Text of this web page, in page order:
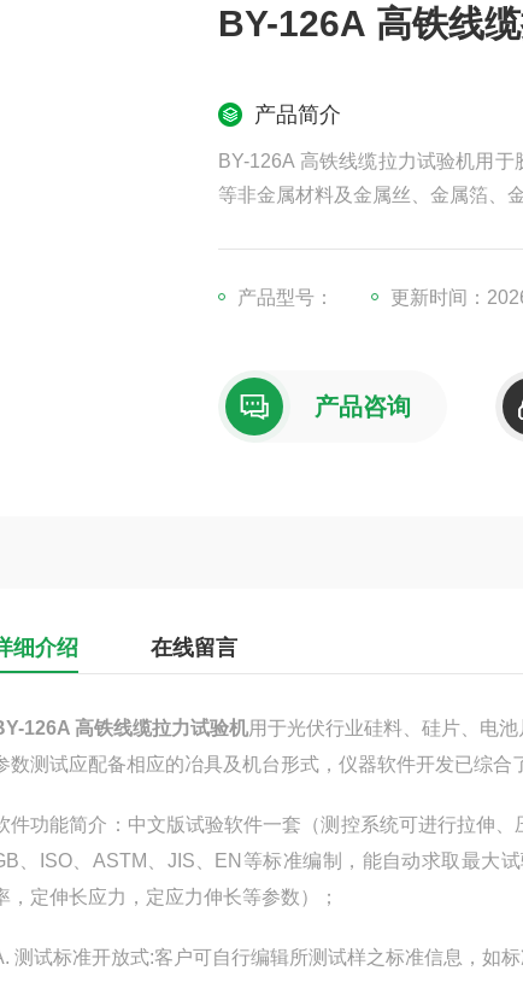
BY-126A 高铁线
产品简介
BY-126A 高铁线缆拉力试验机用
等非金属材料及金属丝、金属箔、
产品型号： 更新时间：
产品咨询
细介绍 在线留言
126A 高铁线缆拉力试验机用于光伏行业硅料、硅片、电
数测试应配备相应的冶具及机台形式，仪器软件开发已综合
件功能简介：中文版试验软件一套（测控系统可进行拉伸
、ISO、ASTM、JIS、EN等标准编制，能自动求取最大
，定伸长应力，定应力伸长等参数）；
测试标准开放式:客户可自行编辑所测试样之标准信息，如